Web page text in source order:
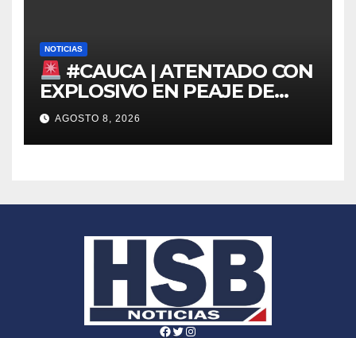
NOTICIAS
#CAUCA | ATENTADO CON
EXPLOSIVO EN PEAJE DE
MONDOMO
AGOSTO 8, 2026
Facebook
Twitter
Instagram